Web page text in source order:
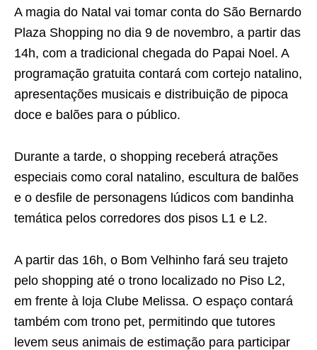
A magia do Natal vai tomar conta do São Bernardo
Plaza Shopping no dia 9 de novembro, a partir das
14h, com a tradicional chegada do Papai Noel. A
programação gratuita contará com cortejo natalino,
apresentações musicais e distribuição de pipoca
doce e balões para o público.
Durante a tarde, o shopping receberá atrações
especiais como coral natalino, escultura de balões
e o desfile de personagens lúdicos com bandinha
temática pelos corredores dos pisos L1 e L2.
A partir das 16h, o Bom Velhinho fará seu trajeto
pelo shopping até o trono localizado no Piso L2,
em frente à loja Clube Melissa. O espaço contará
também com trono pet, permitindo que tutores
levem seus animais de estimação para participar